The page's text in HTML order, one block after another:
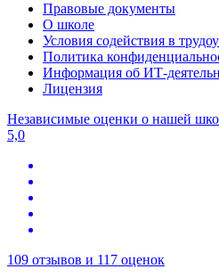
Правовые документы
О школе
Условия содействия в
Политика
Информация об ИТ-
Лицензия
Независимые оценки о нашей
5,0
109 отзывов и 117 оценок